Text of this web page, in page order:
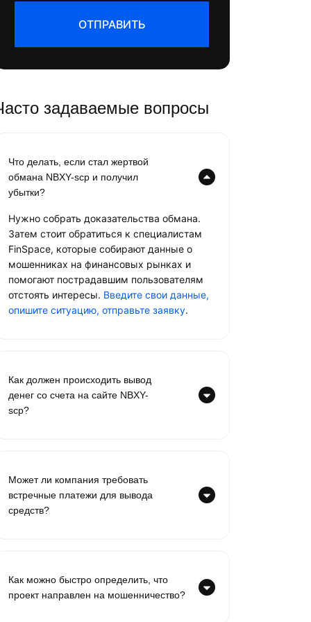
ОТПРАВИТЬ
задаваемые вопросы
Что делать, если стал жертвой
обмана NBXY-scp и получил
убытки?
Нужно собрать доказательства обмана.
Затем стоит обратиться к специалистам
FinSpace, которые собирают данные о
мошенниках на финансовых рынках и
помогают пострадавшим пользователям
отстоять интересы. Введите свои данные,
опишите ситуацию, отправьте заявку.
Как должен происходить вывод
денег со счета на сайте NBXY-
scp?
Может ли компания требовать
встречные платежи для вывода
средств?
Как можно быстро определить, что
проект направлен на мошенничество?